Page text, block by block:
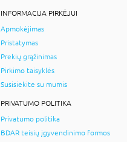
INFORMACIJA PIRKĖJUI
Apmokėjimas
Pristatymas
Prekių grąžinimas
Pirkimo taisyklės
Susisiekite su mumis
PRIVATUMO POLITIKA
Privatumo politika
BDAR teisių įgyvendinimo formos